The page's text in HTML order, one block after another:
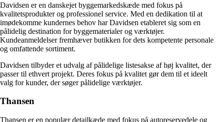
Davidsen er en danskejet byggemarkedskæde med fokus på
kvalitetsprodukter og professionel service. Med en dedikation til at
imødekomme kundernes behov har Davidsen etableret sig som en
pålidelig destination for byggematerialer og værktøjer.
Kundeanmeldelser fremhæver butikken for dets kompetente personale
og omfattende sortiment.
Davidsen tilbyder et udvalg af pålidelige listesakse af høj kvalitet, der
passer til ethvert projekt. Deres fokus på kvalitet gør dem til et ideelt
valg for kunder, der søger pålidelige værktøjer.
Thansen
Thansen er en populær detailkæde med fokus på autoreservedele og